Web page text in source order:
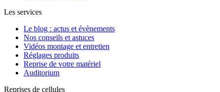
Les services
Le blog : actus et évènements
Nos conseils et astuces
Vidéos montage et entretien
Réglages produits
Reprise de votre matériel
Auditorium
Reprises de cellules